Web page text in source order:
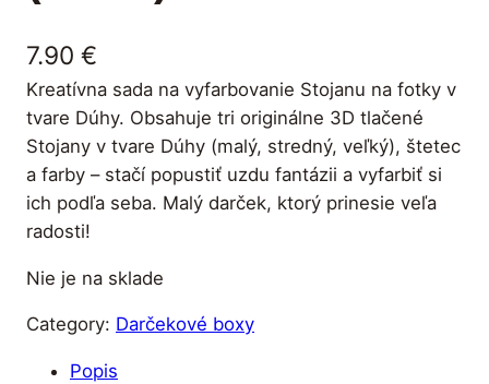
7.90 €
Kreatívna sada na vyfarbovanie Stojanu na fotky v
tvare Dúhy. Obsahuje tri originálne 3D tlačené
Stojany v tvare Dúhy (malý, stredný, veľký), štetec
a farby – stačí popustiť uzdu fantázii a vyfarbiť si
ich podľa seba. Malý darček, ktorý prinesie veľa
radosti!
Nie je na sklade
Category: Darčekové boxy
Popis